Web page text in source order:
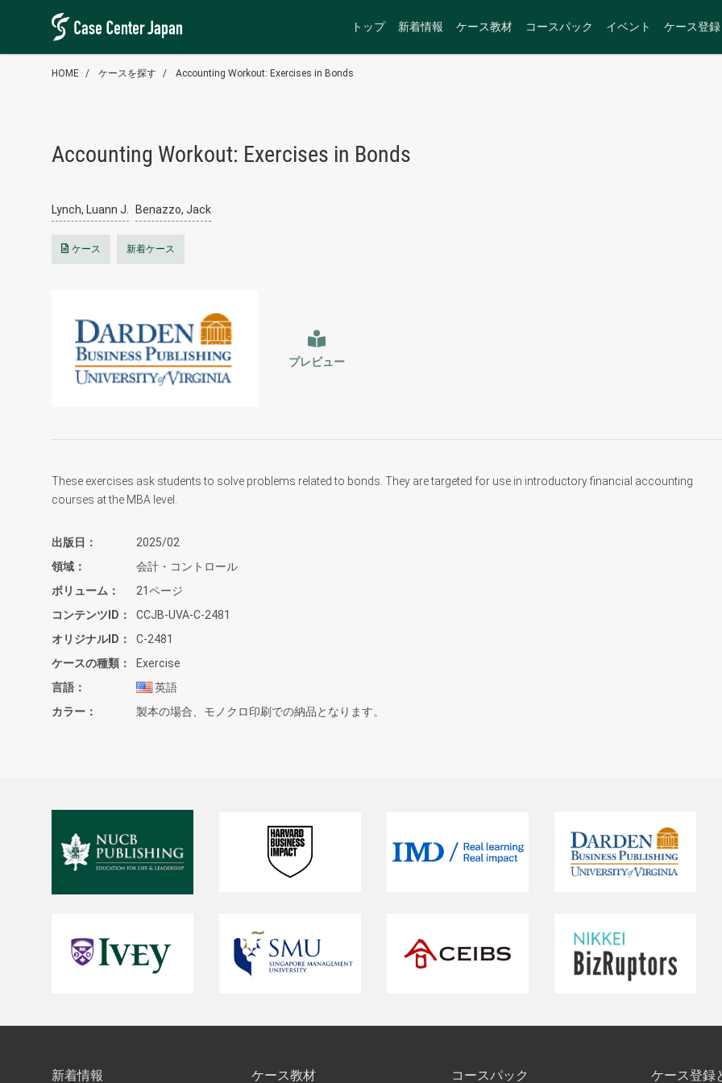
トップ 新着情報 ケース教材 コースパック イベント ケース登録
HOME ケースを探す Accounting Workout: Exercises in Bonds
Accounting Workout: Exercises in Bonds
Lynch, Luann J. Benazzo, Jack
ケース 新着ケース
プレビュー
These exercises ask students to solve problems related to bonds. They are targeted for use in introductory financial accounting
courses at the MBA level.
出版日
2025/02
領域
会計・コントロール
ボリューム
21ページ
コンテンツID
CCJB-UVA-C-2481
オリジナルID
C-2481
ケースの種類
Exercise
言語
英語
カラー
製本の場合、モノクロ印刷での納品となります。
新着情報 ケース教材 コースパック ケース登録